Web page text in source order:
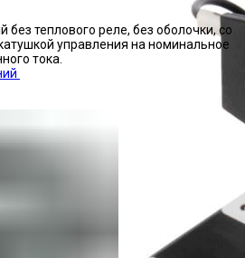
без теплового реле, без оболочки, со
управления на номинальное
тока.